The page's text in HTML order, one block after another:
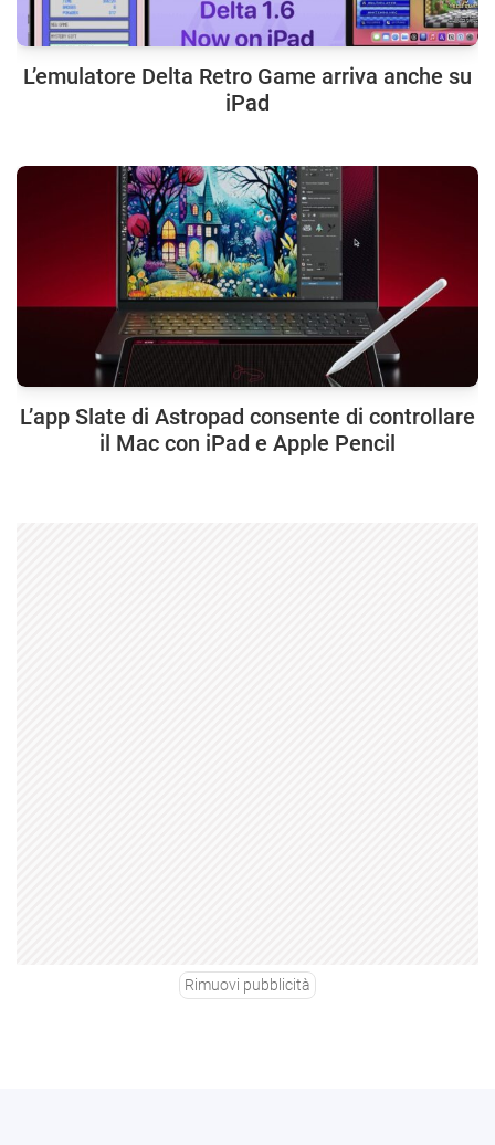
L’emulatore Delta Retro Game arriva anche su
iPad
L’app Slate di Astropad consente di controllare
il Mac con iPad e Apple Pencil
Rimuovi pubblicità